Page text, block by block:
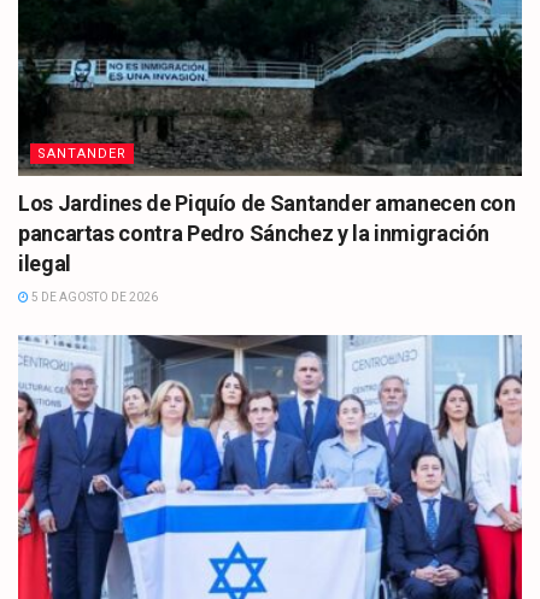
SANTANDER
Los Jardines de Piquío de Santander amanecen con
pancartas contra Pedro Sánchez y la inmigración
ilegal
5 DE AGOSTO DE 2026